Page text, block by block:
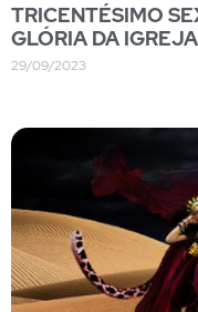
TRICENTÉSIMO
GLÓRIA DA
29/09/2023